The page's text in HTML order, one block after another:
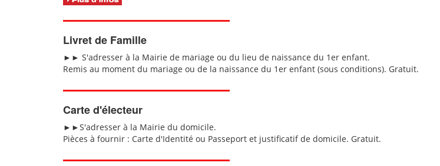
Livret de Famille
►► S'adresser à la Mairie de mariage ou du lieu de naissance du 1er enfant.
Remis au moment du mariage ou de la naissance du 1er enfant (sous conditions). Gratuit.
Carte d'électeur
►►S'adresser à la Mairie du domicile.
Pièces à fournir : Carte d'Identité ou Passeport et justificatif de domicile. Gratuit.